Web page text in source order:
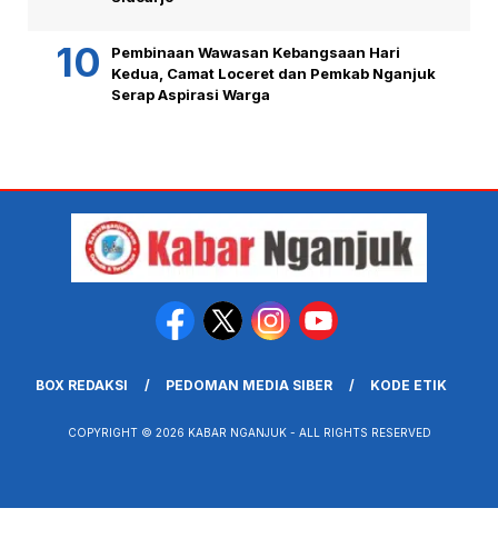
Pembinaan Wawasan Kebangsaan Hari
Kedua, Camat Loceret dan Pemkab Nganjuk
Serap Aspirasi Warga
BOX REDAKSI PEDOMAN MEDIA SIBER KODE ETIK
COPYRIGHT © 2026 KABAR NGANJUK - ALL RIGHTS RESERVED